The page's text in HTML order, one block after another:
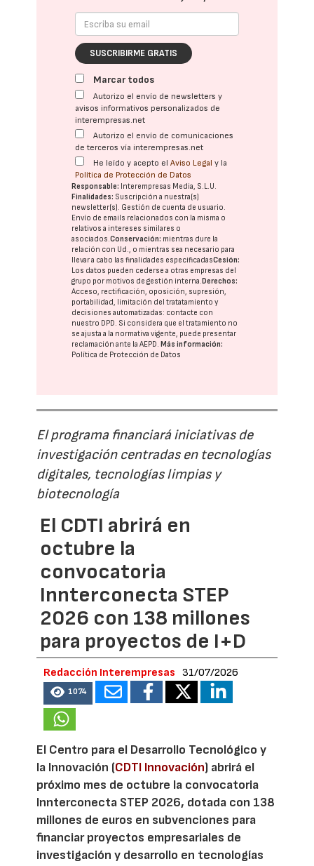
SUSCRIBIRME GRATIS
Marcar todos
Autorizo el envío de newsletters y
avisos informativos personalizados de
interempresas.net
Autorizo el envío de comunicaciones
de terceros vía interempresas.net
He leído y acepto elAviso Legal y la
Política de Protección de Datos
Responsable: Interempresas Media, S.L.U.
Finalidades: Suscripción a nuestra(s)
newsletter(s). Gestión de cuenta de usuario.
Envío de emails relacionados con la misma o
relativos a intereses similares o
asociados.Conservación: mientras dure la
relación con Ud., o mientras sea necesario para
llevar a cabo las finalidades especificadasCesión:
Los datos pueden cederse a otras empresas del
grupo por motivos de gestión interna. Derechos:
Acceso, rectificación, oposición, supresión,
portabilidad, limitación del tratatamiento y
decisiones automatizadas: contacte con
nuestro DPD. Si considera que el tratamiento no
se ajusta a la normativa vigente, puede presentar
reclamación ante laAEPD. Más información:
Política de Protección de Datos
El programa financiará iniciativas de
investigación centradas en tecnologías
digitales, tecnologías limpias y
biotecnología
El CDTI abrirá en
octubre la
convocatoria
Innterconecta STEP
2026 con 138 millones
para proyectos de I+D
Redacción Interempresas 31/07/2026
1074
El Centro para el Desarrollo Tecnológico y
la Innovación (CDTI Innovación) abrirá el
próximo mes de octubre la convocatoria
Innterconecta STEP 2026, dotada con 138
millones de euros en subvenciones para
financiar proyectos empresariales de
investigación y desarrollo en tecnologías